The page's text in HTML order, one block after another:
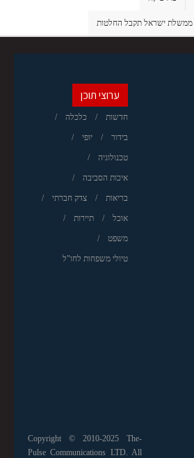
ממשלת ישראל תקבל החלטות
ערוצי תוכן
חדשות כלכלה
בידור יופי
טכנולוגיה
איכות הסביבה
בריאות צדק חברתי
אוכל תיירות
משפט
טיולי משפחות לחו"ל
Copyright © 2010-2025 The-
Pulse Communications LTD. All